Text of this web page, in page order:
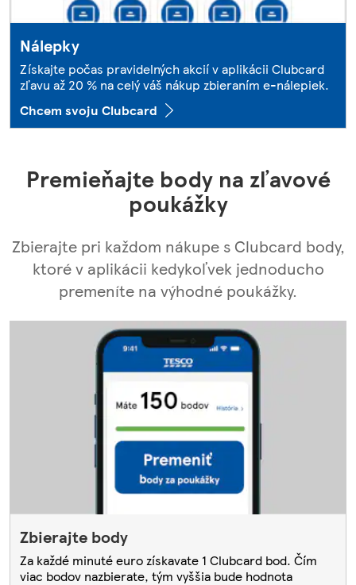
Nálepky
Získajte počas pravidelných akcií v aplikácii Clubcard
zľavu až 20 % na celý váš nákup zbieraním e-nálepiek.
Chcem svoju Clubcard
Premieňajte body na zľavové
poukážky
Zbierajte pri každom nákupe s Clubcard body,
ktoré v aplikácii kedykoľvek jednoducho
premeníte na výhodné poukážky.
Zbierajte body
Za každé minuté euro získavate 1 Clubcard bod. Čím
viac bodov nazbierate, tým vyššia bude hodnota